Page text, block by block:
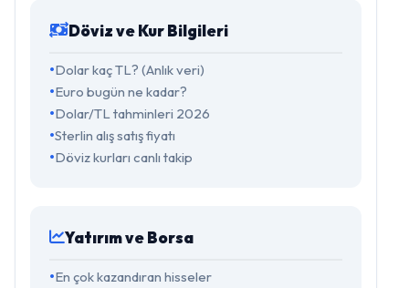
Döviz ve Kur Bilgileri
Dolar kaç TL? (Anlık veri)
Euro bugün ne kadar?
Dolar/TL tahminleri 2026
Sterlin alış satış fiyatı
Döviz kurları canlı takip
Yatırım ve Borsa
En çok kazandıran hisseler